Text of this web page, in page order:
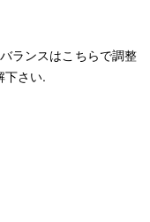
ランスはこちらで調整
下さい.